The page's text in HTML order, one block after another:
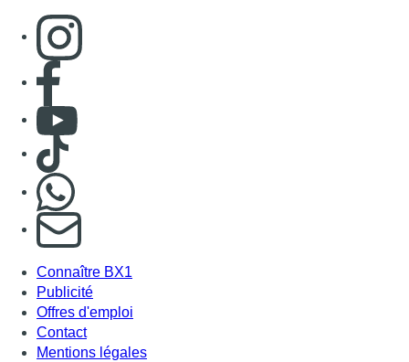
Consulter page Instagram
Consulter page Facebook
Consulter Youtube
Consulter TikTok
S'abonner à notre newsletter
Connaître BX1
Publicité
Offres d'emploi
Contact
Mentions légales